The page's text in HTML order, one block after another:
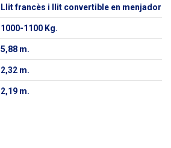
Llit francès i llit convertible en menjador
1000-1100 Kg.
5,88 m.
2,32 m.
2,19 m.